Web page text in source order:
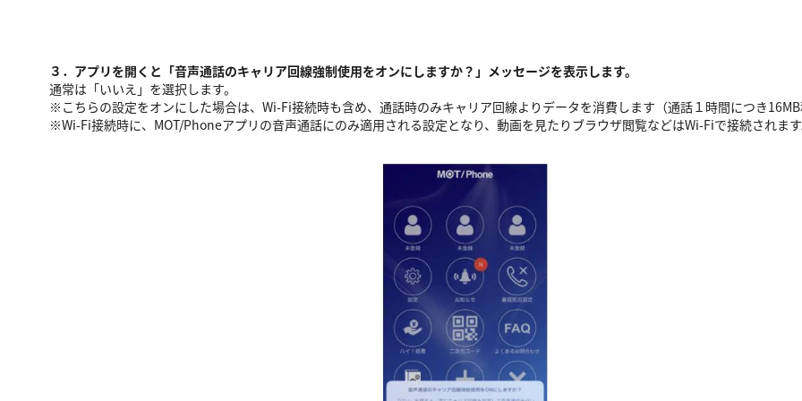
３．アプリを開くと「音声通話のキャリア回線強制使用をオンにしますか？」メッセージを表示します。
通常は「いいえ」を選択します。
※こちらの設定をオンにした場合は、Wi-Fi接続時も含め、通話時のみキャリア回線よりデータを消費します（通話１時間につき16MB
※Wi-Fi接続時に、MOT/Phoneアプリの音声通話にのみ適用される設定となり、動画を見たりブラウザ閲覧などはWi-Fiで接続されます